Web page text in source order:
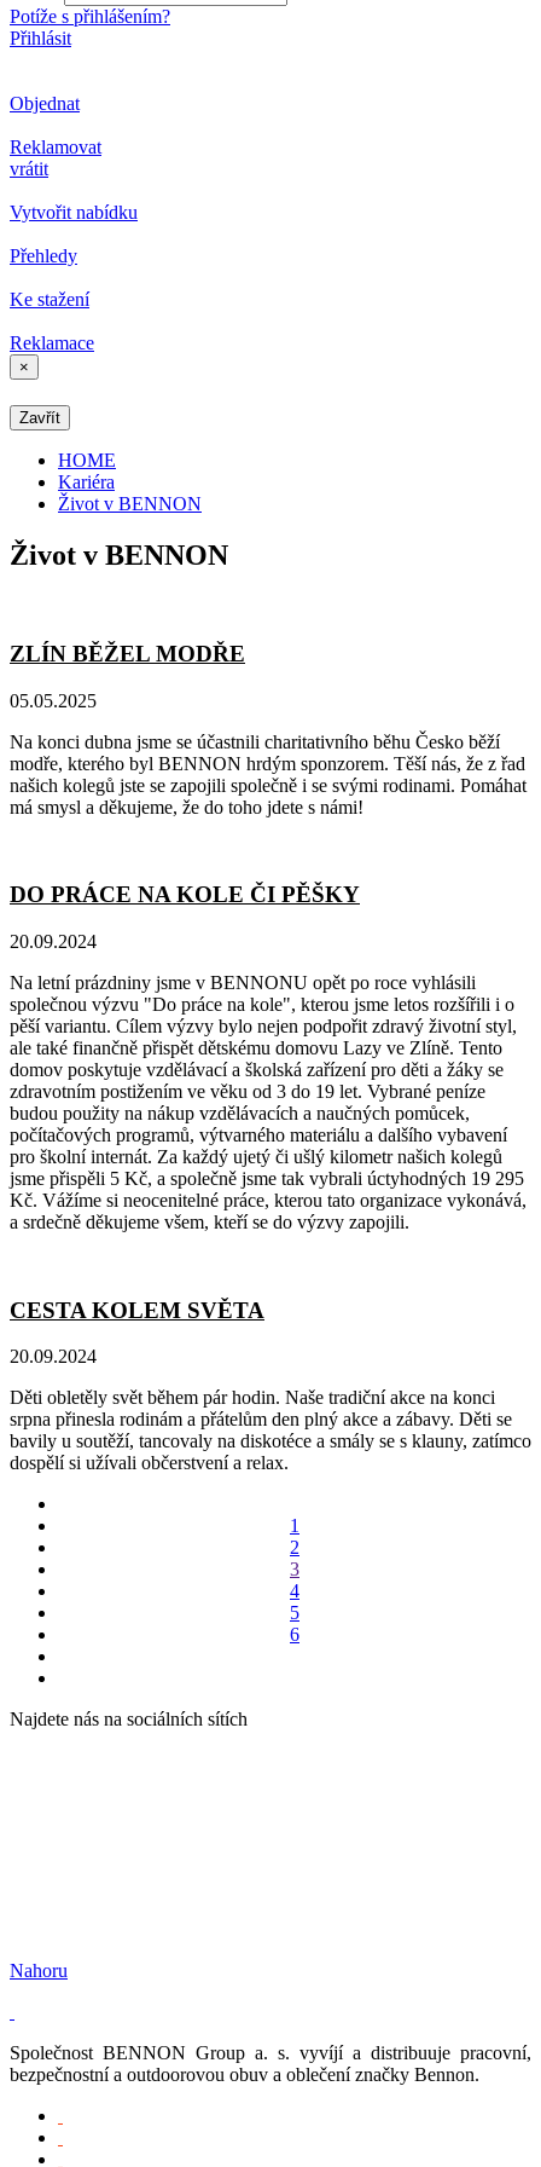
Potíže s přihlášením?
Přihlásit
Objednat
Reklamovat
vrátit
Vytvořit nabídku
Přehledy
Ke stažení
Reklamace
×
Zavřít
HOME
Kariéra
Život v BENNON
Život v BENNON
ZLÍN BĚŽEL MODŘE
05.05.2025
Na konci dubna jsme se účastnili charitativního běhu Česko běží
modře, kterého byl BENNON hrdým sponzorem. Těší nás, že z řad
našich kolegů jste se zapojili společně i se svými rodinami. Pomáhat
má smysl a děkujeme, že do toho jdete s námi!
DO PRÁCE NA KOLE ČI PĚŠKY
20.09.2024
Na letní prázdniny jsme v BENNONU opět po roce vyhlásili
společnou výzvu "Do práce na kole", kterou jsme letos rozšířili i o
pěší variantu. Cílem výzvy bylo nejen podpořit zdravý životní styl,
ale také finančně přispět dětskému domovu Lazy ve Zlíně. Tento
domov poskytuje vzdělávací a školská zařízení pro děti a žáky se
zdravotním postižením ve věku od 3 do 19 let. Vybrané peníze
budou použity na nákup vzdělávacích a naučných pomůcek,
počítačových programů, výtvarného materiálu a dalšího vybavení
pro školní internát. Za každý ujetý či ušlý kilometr našich kolegů
jsme přispěli 5 Kč, a společně jsme tak vybrali úctyhodných 19 295
Kč. Vážíme si neocenitelné práce, kterou tato organizace vykonává,
a srdečně děkujeme všem, kteří se do výzvy zapojili.
CESTA KOLEM SVĚTA
20.09.2024
Děti obletěly svět během pár hodin. Naše tradiční akce na konci
srpna přinesla rodinám a přátelům den plný akce a zábavy. Děti se
bavily u soutěží, tancovaly na diskotéce a smály se s klauny, zatímco
dospělí si užívali občerstvení a relax.
1
2
3
4
5
6
Najdete nás na sociálních sítích
Nahoru
Společnost BENNON Group a. s. vyvíjí a distribuuje pracovní,
bezpečnostní a outdoorovou obuv a oblečení značky Bennon.